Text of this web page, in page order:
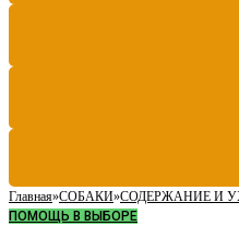
Главная»СОБАКИ»СОДЕРЖАНИЕ И
ПОМОЩЬ В ВЫБОРЕ